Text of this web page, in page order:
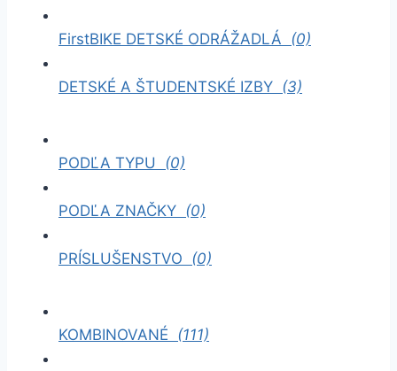
FirstBIKE DETSKÉ ODRÁŽADLÁ (0)
DETSKÉ A ŠTUDENTSKÉ IZBY (3)
PODĽA TYPU (0)
PODĽA ZNAČKY (0)
PRÍSLUŠENSTVO (0)
KOMBINOVANÉ (111)